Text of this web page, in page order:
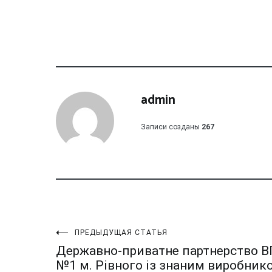
admin
Записи созданы 267
Навигация
ПРЕДЫДУЩАЯ СТАТЬЯ
Державно-приватне партнерство
№1 м. Рівного із знаним